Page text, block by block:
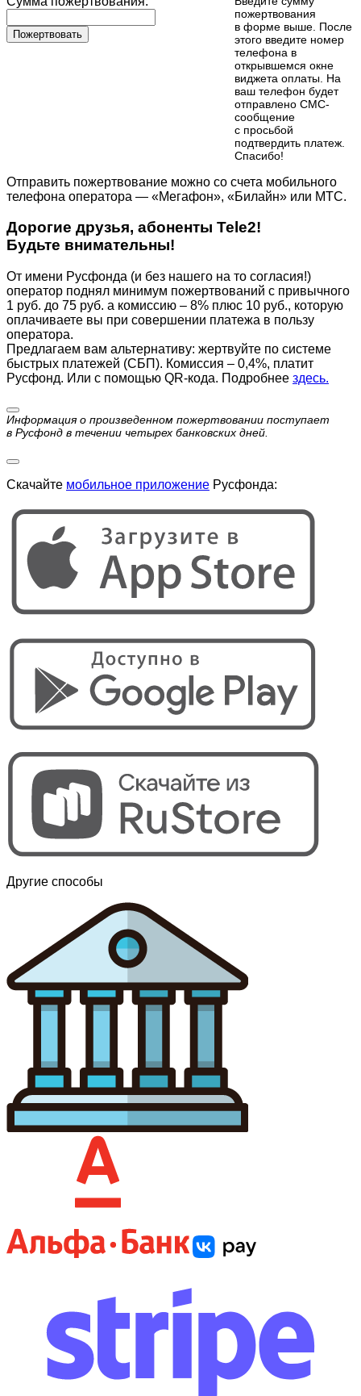
Пожертвовать
пожертвования
в форме выше. После
этого введите номер
телефона в
открывшемся окне
виджета оплаты. На
ваш телефон будет
отправлено СМС-
сообщение
с просьбой
подтвердить платеж.
Cпасибо!
Отправить пожертвование можно со счета мобильного
телефона оператора — «Мегафон», «Билайн» или МТС.
Дорогие друзья, абоненты Tele2!
Будьте внимательны!
От имени Русфонда (и без нашего на то согласия!)
оператор поднял минимум пожертвований с привычного
1 руб. до 75 руб. а комиссию – 8% плюс 10 руб., которую
оплачиваете вы при совершении платежа в пользу
оператора.
Предлагаем вам альтернативу: жертвуйте по cистеме
быстрых платежей (СБП). Комиссия – 0,4%, платит
Русфонд. Или с помощью QR-кода. Подробнее здесь.
Информация о произведенном пожертвовании поступает
в Русфонд в течении четырех банковских дней.
Скачайте мобильное приложение Русфонда:
Другие способы